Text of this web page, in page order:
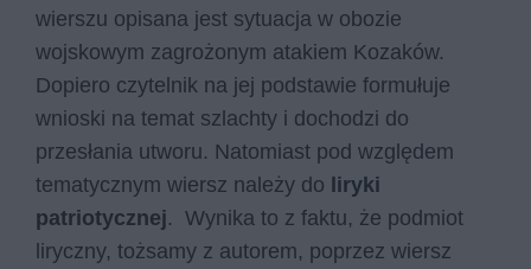
wierszu opisana jest sytuacja w obozie
wojskowym zagrożonym atakiem Kozaków.
Dopiero czytelnik na jej podstawie formułuje
wnioski na temat szlachty i dochodzi do
przesłania utworu. Natomiast pod względem
tematycznym wiersz należy do liryki
patriotycznej. Wynika to z faktu, że podmiot
liryczny, tożsamy z autorem, poprzez wiersz